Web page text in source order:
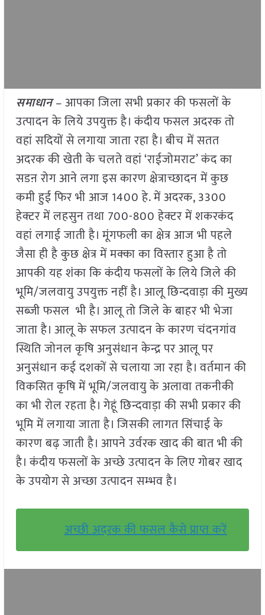
समाधान– आपका जिला सभी प्रकार की फसलों के
उत्पादन के लिये उपयुक्त है। कंदीय फसल अदरक तो
वहां सदियों से लगाया जाता रहा है। बीच में सतत
अदरक की खेती के चलते वहां ‘राईजोमराट’ कंद का
सडऩ रोग आने लगा इस कारण क्षेत्राच्छादन में कुछ
कमी हुई फिर भी आज 1400 हे. में अदरक, 3300
हेक्टर में लहसुन तथा 700-800 हेक्टर में शकरकंद
वहां लगाई जाती है। मूंगफली का क्षेत्र आज भी पहले
जैसा ही है कुछ क्षेत्र में मक्का का विस्तार हुआ है तो
आपकी यह शंका कि कंदीय फसलों के लिये जिले की
भूमि/जलवायु उपयुक्त नहीं है। आलू छिन्दवाड़ा की मुख्य
सब्जी फसल भी है। आलू तो जिले के बाहर भी भेजा
जाता है। आलू के सफल उत्पादन के कारण चंदनगांव
स्थिति जोनल कृषि अनुसंधान केन्द्र पर आलू पर
अनुसंधान कई दशकों से चलाया जा रहा है। वर्तमान की
विकसित कृषि में भूमि/जलवायु के अलावा तकनीकी
का भी रोल रहता है। गेहूं छिन्दवाड़ा की सभी प्रकार की
भूमि में लगाया जाता है। जिसकी लागत सिंचाई के
कारण बढ़ जाती है। आपने उर्वरक खाद की बात भी की
है। कंदीय फसलों के अच्छे उत्पादन के लिए गोबर खाद
के उपयोग से अच्छा उत्पादन सम्भव है।
अच्छी अदरक की फसल कैसे प्राप्त करें